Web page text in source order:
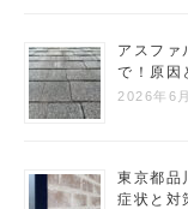
アスファ
で！原因
2026年6
東京都品
症状と対